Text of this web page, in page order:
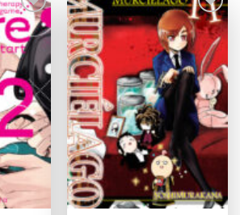
Ajouter
à la
wishlist
Ajouter
à la
wishlist